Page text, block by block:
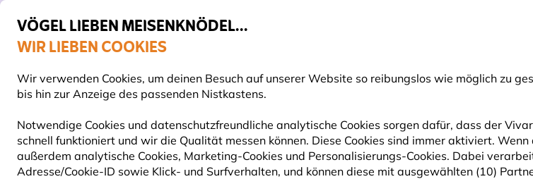
VÖGEL LIEBEN MEISENKNÖDEL...
WIR LIEBEN COOKIES
Wir verwenden Cookies, um deinen Besuch auf unserer Website so reibungslos wie möglich zu
bis hin zur Anzeige des passenden Nistkastens.
Notwendige Cookies und datenschutzfreundliche analytische Cookies sorgen dafür, dass der
schnell funktioniert und wir die Qualität messen können. Diese Cookies sind immer aktiviert.
außerdem analytische Cookies, Marketing-Cookies und Personalisierungs-Cookies. Dabei
Adresse/Cookie-ID sowie Klick- und Surfverhalten, und können diese mit ausgewählten (10)
Gratis Versand ab 49 €
Suche
VOGELFUTTER FUTTERHÄUSER NISTKÄSTEN GARTENTIERE PFLANZEN